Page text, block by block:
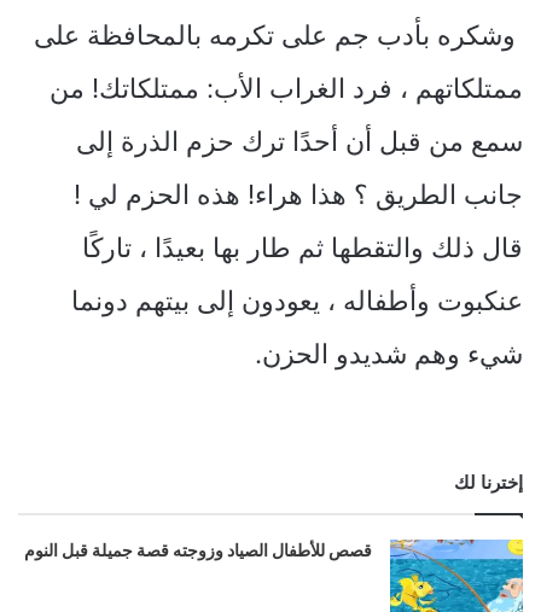
وشكره بأدب جم على تكرمه بالمحافظة على
ممتلكاتهم ، فرد الغراب الأب: ممتلكاتك! من
سمع من قبل أن أحدًا ترك حزم الذرة إلى
جانب الطريق ؟ هذا هراء! هذه الحزم لي !
قال ذلك والتقطها ثم طار بها بعيدًا ، تاركًا
عنكبوت وأطفاله ، يعودون إلى بيتهم دونما
شيء وهم شديدو الحزن.
إخترنا لك
قصص للأطفال الصياد وزوجته قصة جميلة قبل النوم